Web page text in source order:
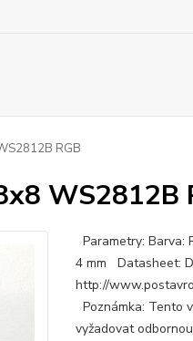
RGB
WS2812B
Parametry: Barva:
4 mm Datasheet:
http://
Poznámka: Tento
vyžadovat